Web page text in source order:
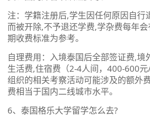
注：学籍注册后,学生因任何原因自行
而被开除,不予退还学费,学杂费每年
期收费标准为参考。
自理费用：入境泰国后全部签证费,境
生活费,住宿费（2-4人间，400-600
组织的相关考察活动可能涉及的额外
费相当于国内二线城市水平。
6、泰国格乐大学留学怎么去?